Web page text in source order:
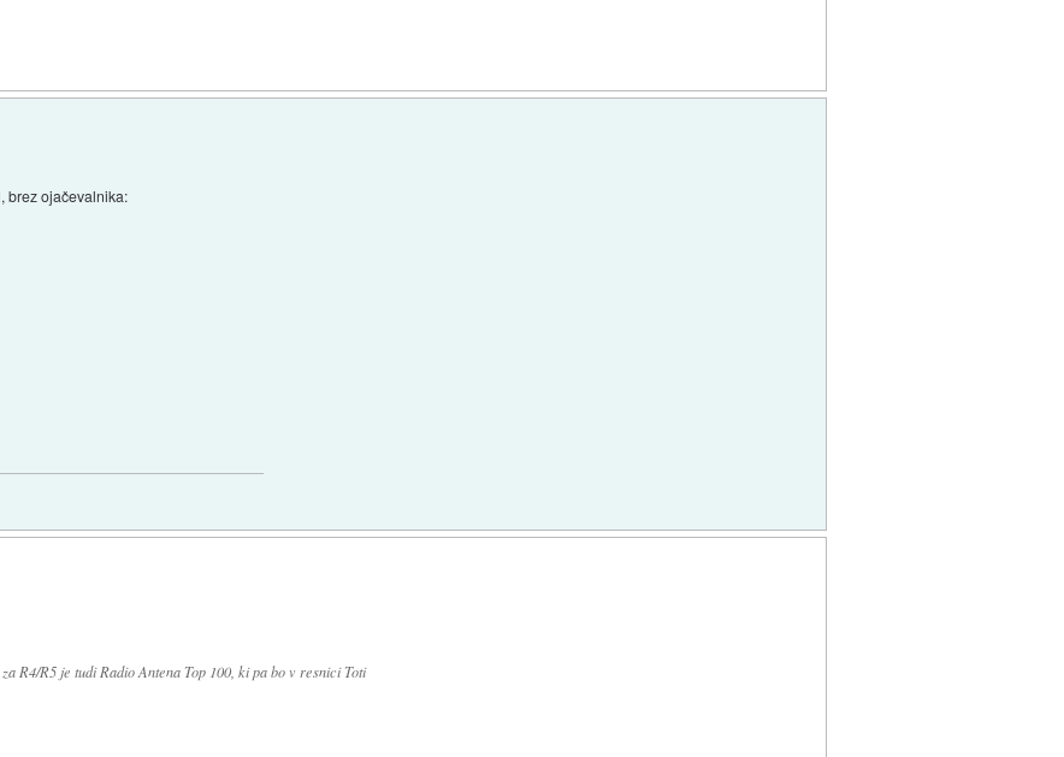
brez ojačevalnika:
R4/R5 je tudi Radio Antena Top 100, ki pa bo v resnici Toti